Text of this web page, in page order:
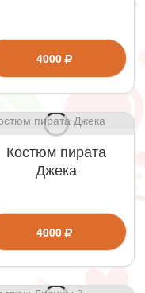
4000
Костюм пирата
Джека
4000